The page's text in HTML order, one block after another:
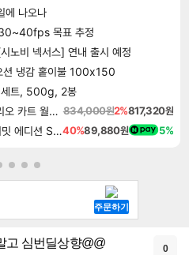
에 나오나
30~40fps 목표 추정
노비 넥서스] 연내 출시 예정
션 냉감 홑이불 100x150
세트, 500g, 2봉
닌텐도 스위치 2 본체 + 마리오 카트 월드 + 포켓몬 포코피아 번들 834,000원2%817,320원
슈퍼로봇대전 Y 디지털 얼티밋 에디션 Super Robot Wars Y Digital Ultimate Edition40%89,880원 5%
고 심번딜상향@@ 0